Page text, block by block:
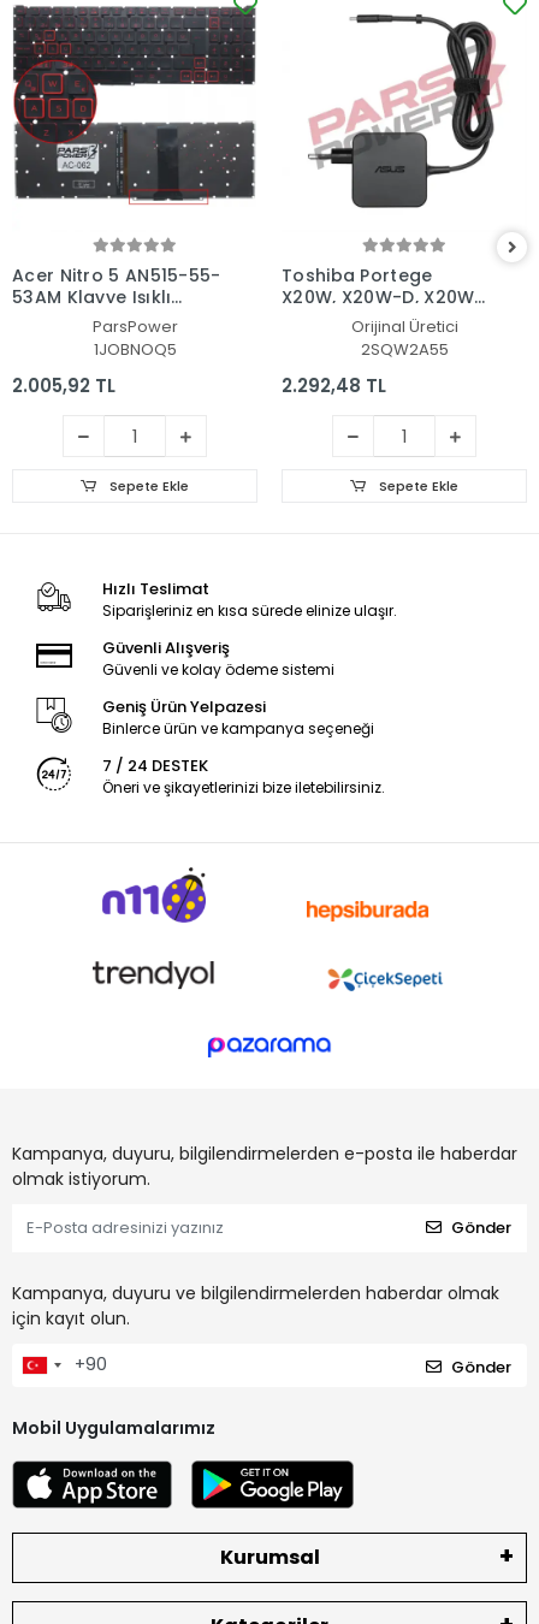
Acer Nitro 5 AN515-55-
53AM Klavye Işıklı
(Siyah TR)ParsPower
1JOBNOQ5
2.005,92 TL
Sepete Ekle
Toshiba Portege
X20W, X20W-D, X20W-
E Adaptör Şarj Aleti-
Orijinal Üretici
2SQW2A55
2.292,48 TL
Sepete Ekle
Hızlı Teslimat
Siparişleriniz en kısa sürede elinize ulaşır.
Güvenli Alışveriş
Güvenli ve kolay ödeme sistemi
Geniş Ürün Yelpazesi
Binlerce ürün ve kampanya seçeneği
7 / 24 DESTEK
Öneri ve şikayetlerinizi bize iletebilirsiniz.
Kampanya, duyuru, bilgilendirmelerden e-posta ile haberdar
olmak istiyorum.
Gönder
Kampanya, duyuru ve bilgilendirmelerden haberdar olmak
için kayıt olun.
Gönder
Mobil Uygulamalarımız
Kurumsal